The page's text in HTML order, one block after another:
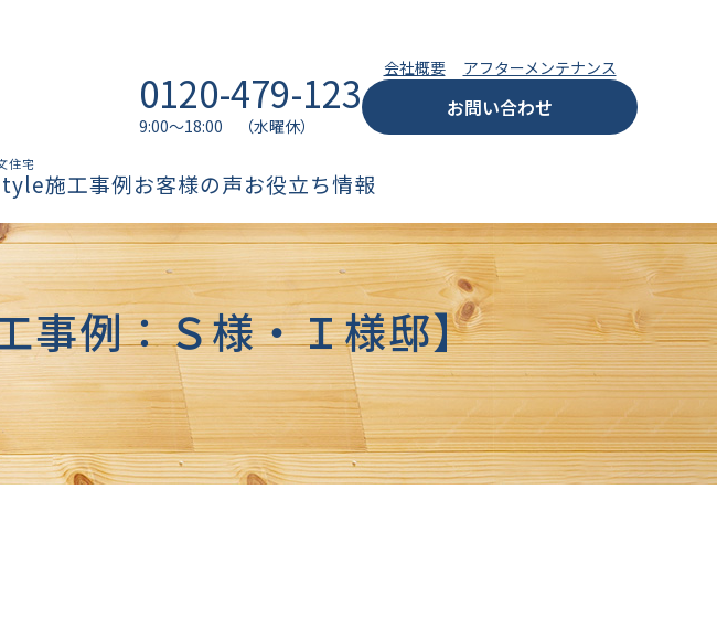
0120-479-123
9:00～18:00 （水曜休）
会社概要 アフターメンテナンス
お問い合わせ
住宅
施工事例お客様の声お役立ち情報
例：Ｓ様・Ｉ様邸】